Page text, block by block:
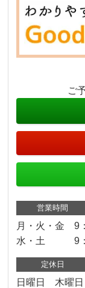
ご
営業時間
月・火・金 9
水・土 9：
定休日
日曜日 木曜